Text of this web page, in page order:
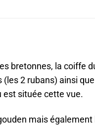
bretonnes, la coiffe
2 rubans) ainsi
est située cette vue.
mais également